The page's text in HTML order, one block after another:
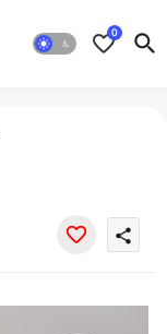
0
share